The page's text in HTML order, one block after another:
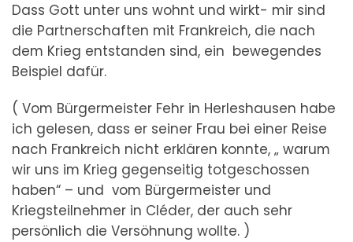
Dass Gott unter uns wohnt und wirkt- mir sind
die Partnerschaften mit Frankreich, die nach
dem Krieg entstanden sind, ein bewegendes
Beispiel dafür.
( Vom Bürgermeister Fehr in Herleshausen habe
ich gelesen, dass er seiner Frau bei einer Reise
nach Frankreich nicht erklären konnte, „ warum
wir uns im Krieg gegenseitig totgeschossen
haben“ – und vom Bürgermeister und
Kriegsteilnehmer in Cléder, der auch sehr
persönlich die Versöhnung wollte. )